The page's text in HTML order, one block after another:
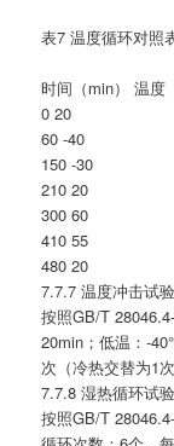
表7 温度循环对照
时间（min） 温度
0 20
60 -40
150 -30
210 20
300 60
410 55
480 20
7.7.7 温度冲击试验
按照GB/T
20min；低温：-
次（冷热交替为1
7.7.8 湿热循环试验
按照GB/T